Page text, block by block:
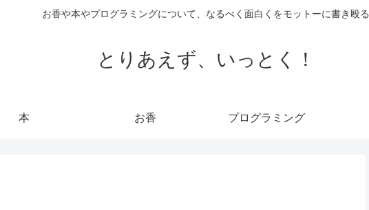
お香や本やプログラミングについて、なるべく面白くをモットーに書き殴る
とりあえず、いっとく！
本 お香 プログラミング